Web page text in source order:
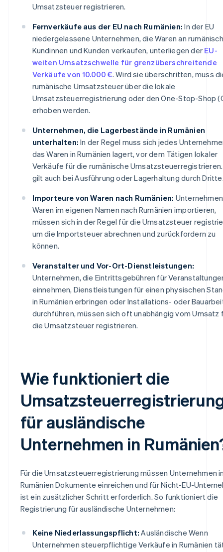
Umsatzsteuer registrieren.
Fernverkäufe aus der EU nach Rumänien: In der EU
niedergelassene Unternehmen, die Waren an
Kundinnen und Kunden verkaufen, unterliegen der EU-
weiten Umsatzschwelle für grenzüberschreitende
Verkäufe von 10.000 €. Wird sie überschritten, muss
rumänische Umsatzsteuer über die lokale
Umsatzsteuerregistrierung oder den One-Stop-Shop
erhoben werden.
Unternehmen, die Lagerbestände in Rumänien
unterhalten: In der Regel muss sich jedes
das Waren in Rumänien lagert, vor dem Tätigen lokaler
Verkäufe für die rumänische
gilt auch bei Ausführung oder Lagerhaltung durch
Importeure von Waren nach Rumänien:
Waren im eigenen Namen nach Rumänien importieren,
müssen sich in der Regel für die Umsatzsteuer
um die Importsteuer abrechnen und zurückfordern zu
können.
Veranstalter und Vor-Ort-Dienstleistungen:
Unternehmen, die Eintrittsgebühren für
einnehmen, Dienstleistungen für einen physischen
in Rumänien erbringen oder Installations- oder
durchführen, müssen sich oft unabhängig vom Umsatz
die Umsatzsteuer registrieren.
Wie funktioniert die
für ausländische
Unternehmen in
Für die Umsatzsteuerregistrierung müssen Unternehmen
Rumänien Dokumente einreichen und für Nicht-EU-
ist ein zusätzlicher Schritt erforderlich. So funktioniert die
Registrierung für ausländische Unternehmen:
Keine Niederlassungspflicht: Ausländische Wenn
Unternehmen steuerpflichtige Verkäufe in Rumänien